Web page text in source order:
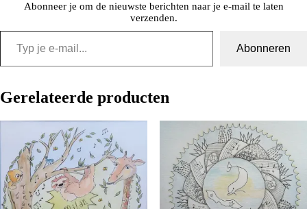
Abonneer je om de nieuwste berichten naar je e-mail te laten
verzenden.
Typ je e-mail...
Abonneren
Gerelateerde producten